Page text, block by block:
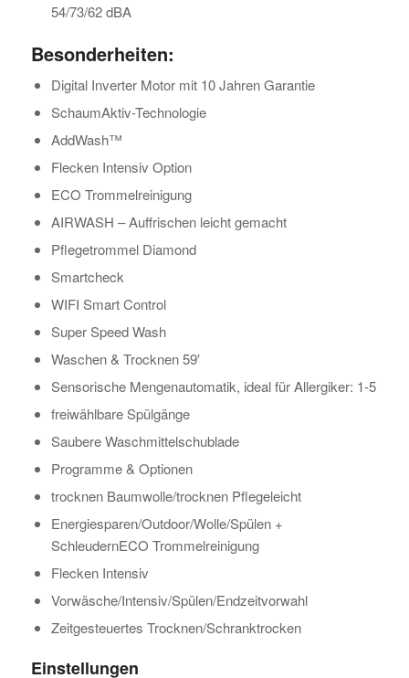
54/73/62 dBA
Besonderheiten:
Digital Inverter Motor mit 10 Jahren Garantie
SchaumAktiv-Technologie
AddWash™
Flecken Intensiv Option
ECO Trommelreinigung
AIRWASH – Auffrischen leicht gemacht
Pflegetrommel Diamond
Smartcheck
WIFI Smart Control
Super Speed Wash
Waschen & Trocknen 59′
Sensorische Mengenautomatik, ideal für Allergiker: 1-5
freiwählbare Spülgänge
Saubere Waschmittelschublade
Programme & Optionen
trocknen Baumwolle/trocknen Pflegeleicht
Energiesparen/Outdoor/Wolle/Spülen +
SchleudernECO Trommelreinigung
Flecken Intensiv
Vorwäsche/Intensiv/Spülen/Endzeitvorwahl
Zeitgesteuertes Trocknen/Schranktrocken
Einstellungen